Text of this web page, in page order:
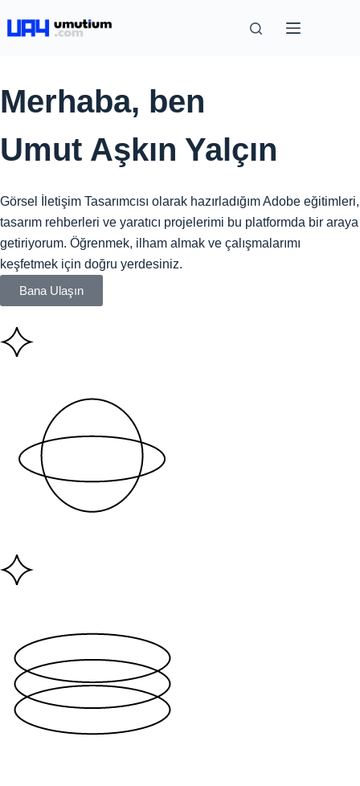
Merhaba, ben
Umut Aşkın Yalçın
Görsel İletişim Tasarımcısı olarak hazırladığım Adobe eğitimleri,
tasarım rehberleri ve yaratıcı projelerimi bu platformda bir araya
getiriyorum. Öğrenmek, ilham almak ve çalışmalarımı
keşfetmek için doğru yerdesiniz.
Bana Ulaşın